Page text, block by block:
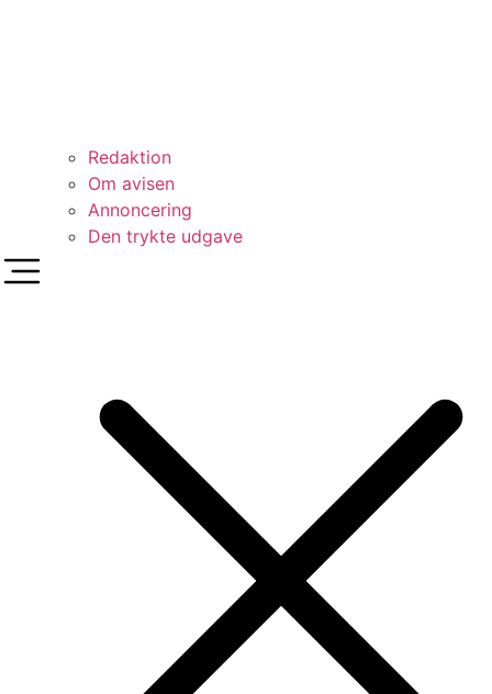
Redaktion
Om avisen
Annoncering
Den trykte udgave